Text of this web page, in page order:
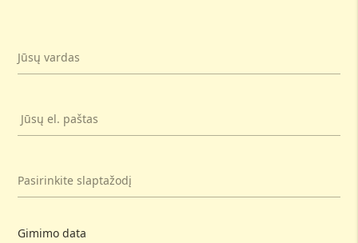
Jūsų vardas
Jūsų el. paštas
Pasirinkite slaptažodį
Gimimo data